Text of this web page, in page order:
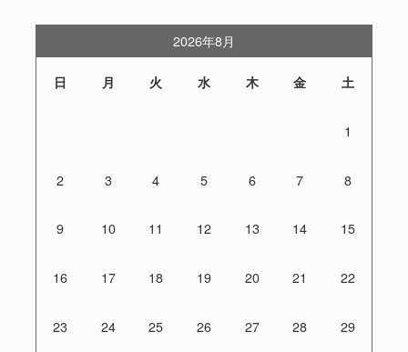
2026年8月
日 月 火 水 木 金 土
1
2 3 4 5 6 7 8
9 10 11 12 13 14 15
16 17 18 19 20 21 22
23 24 25 26 27 28 29